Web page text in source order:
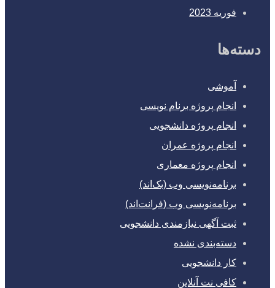
فوریه 2023
دسته‌ها
آموشی
انجام پروژه برنام نویسی
انجام پروژه دانشجویی
انجام پروژه عمران
انجام پروژه معماری
برنامه‌نویسی وب (بک‌اند)
برنامه‌نویسی وب (فرانت‌اند)
ثبت آگهی نیازمندی دانشجویی
دسته‌بندی نشده
کار دانشجویی
کافی نت آنلاین